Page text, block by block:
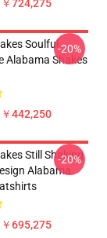
724,275
Soulful
Alabama Shakes
442,250
-20%
Still Shaking
Alabama
695,275
-20%